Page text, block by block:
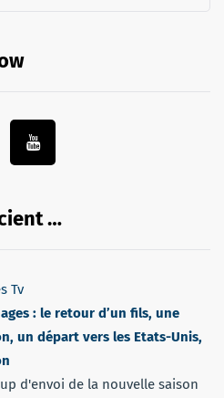
…
Tv
: le retour d’un fils, une
un départ vers les Etats-Unis,
d'envoi de la nouvelle saison